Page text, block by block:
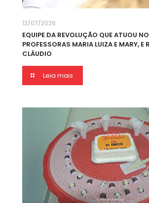
13/07/2026
EQUIPE DA REVOLUÇÃO QUE ATUOU
PROFESSORAS MARIA LUIZA E MARY, E
CLÁUDIO
Leia mais